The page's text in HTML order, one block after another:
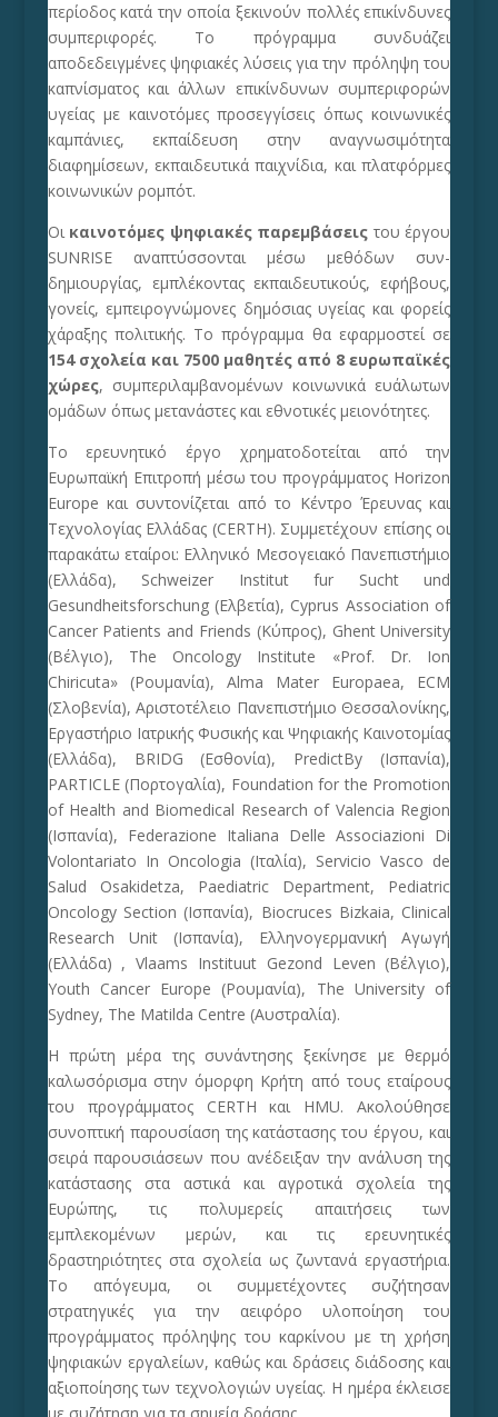
περίοδος κατά την οποία ξεκινούν πολλές επικίνδυνες
συμπεριφορές. Το πρόγραμμα συνδυάζει
αποδεδειγμένες ψηφιακές λύσεις για την πρόληψη του
καπνίσματος και άλλων επικίνδυνων συμπεριφορών
υγείας με καινοτόμες προσεγγίσεις όπως κοινωνικές
καμπάνιες, εκπαίδευση στην αναγνωσιμότητα
διαφημίσεων, εκπαιδευτικά παιχνίδια, και πλατφόρμες
κοινωνικών ρομπότ.
Οι καινοτόμες ψηφιακές παρεμβάσεις του έργου
SUNRISE αναπτύσσονται μέσω μεθόδων συν-
δημιουργίας, εμπλέκοντας εκπαιδευτικούς, εφήβους,
γονείς, εμπειρογνώμονες δημόσιας υγείας και φορείς
χάραξης πολιτικής. Το πρόγραμμα θα εφαρμοστεί σε
154 σχολεία και 7500 μαθητές από 8 ευρωπαϊκές
χώρες, συμπεριλαμβανομένων κοινωνικά ευάλωτων
ομάδων όπως μετανάστες και εθνοτικές μειονότητες.
Το ερευνητικό έργο χρηματοδοτείται από την
Ευρωπαϊκή Επιτροπή μέσω του προγράμματος Horizon
Europe και συντονίζεται από το Κέντρο Έρευνας και
Τεχνολογίας Ελλάδας (CERTH). Συμμετέχουν επίσης οι
παρακάτω εταίροι: Ελληνικό Μεσογειακό Πανεπιστήμιο
(Ελλάδα), Schweizer Institut fur Sucht und
Gesundheitsforschung (Ελβετία), Cyprus Association of
Cancer Patients and Friends (Κύπρος), Ghent University
(Βέλγιο), The Oncology Institute «Prof. Dr. Ion
Chiricuta» (Ρουμανία), Alma Mater Europaea, ECM
(Σλοβενία), Αριστοτέλειο Πανεπιστήμιο Θεσσαλονίκης,
Εργαστήριο Ιατρικής Φυσικής και Ψηφιακής Καινοτομίας
(Ελλάδα), BRIDG (Εσθονία), PredictBy (Ισπανία),
PARTICLE (Πορτογαλία), Foundation for the Promotion
of Health and Biomedical Research of Valencia Region
(Ισπανία), Federazione Italiana Delle Associazioni Di
Volontariato In Oncologia (Ιταλία), Servicio Vasco de
Salud Osakidetza, Paediatric Department, Pediatric
Oncology Section (Ισπανία), Biocruces Bizkaia, Clinical
Research Unit (Ισπανία), Ελληνογερμανική Αγωγή
(Ελλάδα) , Vlaams Instituut Gezond Leven (Βέλγιο),
Youth Cancer Europe (Ρουμανία), The University of
Sydney, The Matilda Centre (Αυστραλία).
Η πρώτη μέρα της συνάντησης ξεκίνησε με θερμό
καλωσόρισμα στην όμορφη Κρήτη από τους εταίρους
του προγράμματος CERTH και HMU. Ακολούθησε
συνοπτική παρουσίαση της κατάστασης του έργου, και
σειρά παρουσιάσεων που ανέδειξαν την ανάλυση της
κατάστασης στα αστικά και αγροτικά σχολεία της
Ευρώπης, τις πολυμερείς απαιτήσεις των
εμπλεκομένων μερών, και τις ερευνητικές
δραστηριότητες στα σχολεία ως ζωντανά εργαστήρια.
Το απόγευμα, οι συμμετέχοντες συζήτησαν
στρατηγικές για την αειφόρο υλοποίηση του
προγράμματος πρόληψης του καρκίνου με τη χρήση
ψηφιακών εργαλείων, καθώς και δράσεις διάδοσης και
αξιοποίησης των τεχνολογιών υγείας. Η ημέρα έκλεισε